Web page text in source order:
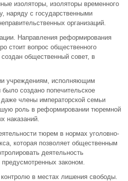
изоляторы, изоляторы временного
наряду с государственными
организаций.
Направления реформирования
стоит вопрос общественного
общественный совет, в
учреждениям, исполняющим
создано попечительское
члены императорской семьи
роль в реформировании тюремной
наказаний.
тюрем в нормах уголовно-
которая позволяет общественным
деятельность
законом.
в местах лишения свободы.